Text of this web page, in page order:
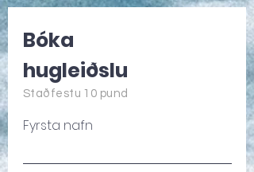
Bóka
hugleiðslu
Staðfestu 10 pund
Fyrsta nafn